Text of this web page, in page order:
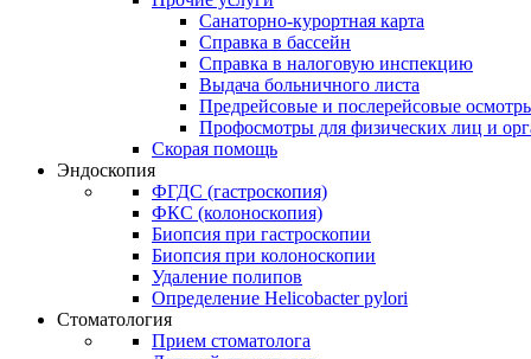
Санаторно-курортная карта
Справка в бассейн
Справка в налоговую инспекцию
Выдача больничного листа
Предрейсовые и послерейсовые
Профосмотры для физических лиц и
Скорая помощь
Эндоскопия
ФГДС (гастроскопия)
ФКС (колоноскопия)
Биопсия при гастроскопии
Биопсия при колоноскопии
Удаление полипов
Определение Helicobacter pylori
Стоматология
Прием стоматолога